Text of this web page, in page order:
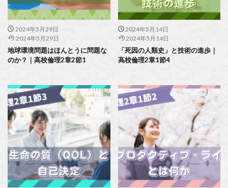
2024年5月29日
2024年5月29日
地球環境問題はほんとうに問題な
のか？｜高校倫理2章2節1
2024年5月14日
2024年5月14日
「死因の人類史」と技術の進歩｜
高校倫理2章1節4